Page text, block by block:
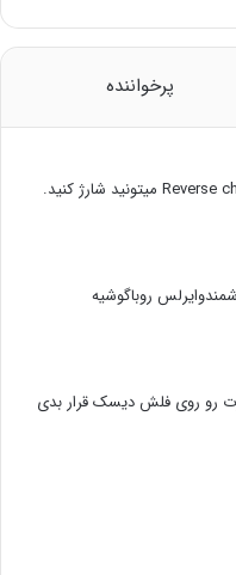
پرخواننده
سلام فقط به صورت Reverse charging میتونید شارژ کنید.
روباگوشیه
رو روی فلش دیسک قرار بدی